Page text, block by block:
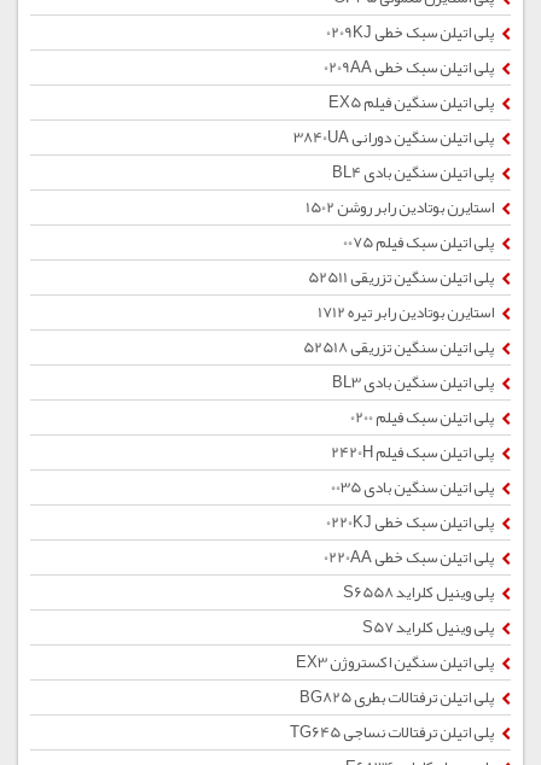
پلی اتیلن سبک خطی 0209KJ
پلی اتیلن سبک خطی 0209AA
پلی اتیلن سنگین فیلم EX5
پلی اتیلن سنگین دورانی 3840UA
پلی اتیلن سنگین بادی BL4
استایرن بوتادین رابر روشن 1502
پلی اتیلن سبک فیلم 0075
پلی اتیلن سنگین تزریقی 52511
استایرن بوتادین رابر تیره 1712
پلی اتیلن سنگین تزریقی 52518
پلی اتیلن سنگین بادی BL3
پلی اتیلن سبک فیلم 0200
پلی اتیلن سبک فیلم 2420H
پلی اتیلن سنگین بادی 0035
پلی اتیلن سبک خطی 0220KJ
پلی اتیلن سبک خطی 0220AA
پلی وینیل کلراید S6558
پلی وینیل کلراید S57
پلی اتیلن سنگین اکستروژن EX3
پلی اتیلن ترفتالات بطری BG825
پلی اتیلن ترفتالات نساجی TG645